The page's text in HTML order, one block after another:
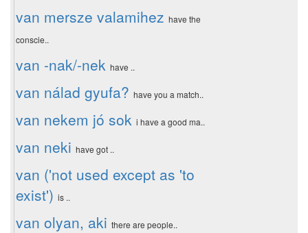
van mersze valamihez have the
conscie..
van -nak/-nek have ..
van nálad gyufa? have you a match..
van nekem jó sok i have a good ma..
van neki have got ..
van ('not used except as 'to
exist') is ..
van olyan, aki there are people..